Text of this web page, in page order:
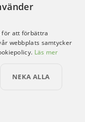
för att förbättra
webbplats samtycker
Läs mer
NEKA ALLA